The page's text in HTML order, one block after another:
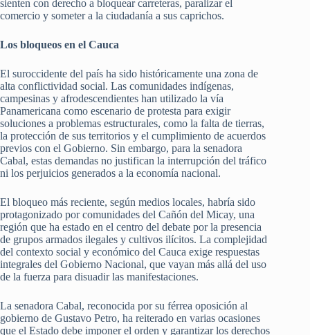
sienten con derecho a bloquear carreteras, paralizar el
comercio y someter a la ciudadanía a sus caprichos.
Los bloqueos en el Cauca
El suroccidente del país ha sido históricamente una zona de
alta conflictividad social. Las comunidades indígenas,
campesinas y afrodescendientes han utilizado la vía
Panamericana como escenario de protesta para exigir
soluciones a problemas estructurales, como la falta de tierras,
la protección de sus territorios y el cumplimiento de acuerdos
previos con el Gobierno. Sin embargo, para la senadora
Cabal, estas demandas no justifican la interrupción del tráfico
ni los perjuicios generados a la economía nacional.
El bloqueo más reciente, según medios locales, habría sido
protagonizado por comunidades del Cañón del Micay, una
región que ha estado en el centro del debate por la presencia
de grupos armados ilegales y cultivos ilícitos. La complejidad
del contexto social y económico del Cauca exige respuestas
integrales del Gobierno Nacional, que vayan más allá del uso
de la fuerza para disuadir las manifestaciones.
La senadora Cabal, reconocida por su férrea oposición al
gobierno de Gustavo Petro, ha reiterado en varias ocasiones
que el Estado debe imponer el orden y garantizar los derechos